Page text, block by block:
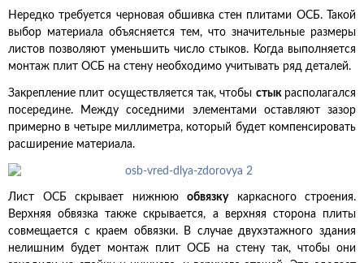
Нередко требуется черновая обшивка стен плитами ОСБ. Такой
выбор материала объясняется тем, что значительные размеры
листов позволяют уменьшить число стыков. Когда выполняется
монтаж плит ОСБ на стену необходимо учитывать ряд деталей.
Закрепление плит осуществляется так, чтобы стык располагался
посередине. Между соседними элементами оставляют зазор
примерно в четыре миллиметра, который будет компенсировать
расширение материала.
Лист ОСБ скрывает нижнюю обвязкукаркасного строения.
Верхняя обвязка также скрывается, а верхняя сторона плиты
совмещается с краем обвязки. В случае двухэтажного здания
нелишним будет монтаж плит ОСБ на стену так, чтобы они